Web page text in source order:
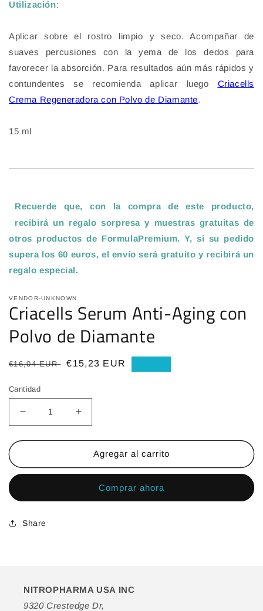
Utilización:
Aplicar sobre el rostro limpio y seco. Acompañar de
suaves percusiones con la yema de los dedos para
favorecer la absorción. Para resultados aún más rápidos y
contundentes se recomienda aplicar luego Criacells
Crema Regeneradora con Polvo de Diamante.
15 ml
Recuerde que, con la compra de este producto,
recibirá un regalo sorpresa y muestras gratuitas de
otros productos de FormulaPremium. Y, si su pedido
supera los 60 euros, el envío será gratuito y recibirá un
regalo especial.
VENDOR-UNKNOWN
Criacells Serum Anti-Aging con
Polvo de Diamante
Precio
€16,04 EUR
Precio
€15,23 EUR
Cantidad
Reducir
cantidad
para
Serum
con
de
Aumentar
cantidad
para
Criacells
Serum
Aging
con
Agregar al carrito
Comprar ahora
Share
NITROPHARMA USA INC
9320 Crestedge Dr,